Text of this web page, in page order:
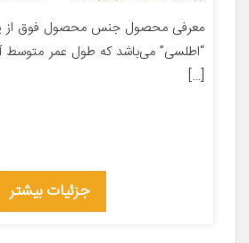
معرفی محصول جنس محصول فوق از
“اطلسی” می‌باشد که طول عمر متوسط
[…]
جزئیات بیشتر